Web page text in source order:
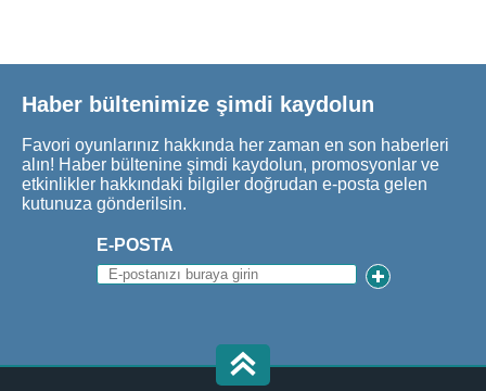
Haber bültenimize şimdi kaydolun
Favori oyunlarınız hakkında her zaman en son haberleri
alın! Haber bültenine şimdi kaydolun, promosyonlar ve
etkinlikler hakkındaki bilgiler doğrudan e-posta gelen
kutunuza gönderilsin.
E-POSTA